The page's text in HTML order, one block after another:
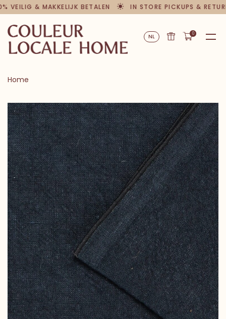
VEILIG & MAKKELIJK BETALEN IN STORE PICKUPS &
NL 0
Home